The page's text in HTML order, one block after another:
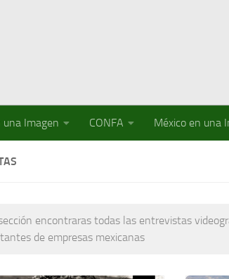
una Imagen CONFA México en una
encontraras todas las entrevistas
de empresas mexicanas